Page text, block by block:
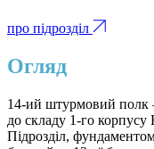
про підрозділ
Огляд
14-ий штурмовий полк
до складу 1-го корпусу
Підрозділ,